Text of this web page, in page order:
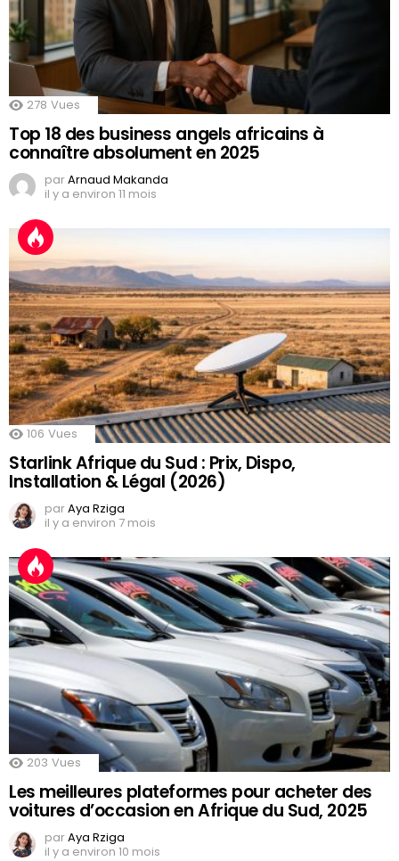
278 Vues
Top 18 des business angels africains à
connaître absolument en 2025
parArnaud Makanda
il y a environ 11 mois
106 Vues
Starlink Afrique du Sud : Prix, Dispo,
Installation & Légal (2026)
parAya Rziga
il y a environ 7 mois
203 Vues
Les meilleures plateformes pour acheter des
voitures d’occasion en Afrique du Sud, 2025
parAya Rziga
il y a environ 10 mois